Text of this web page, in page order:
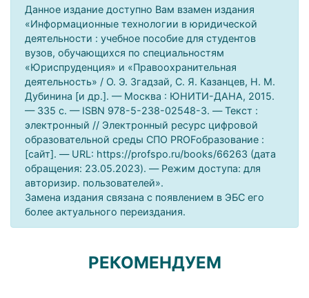
Данное издание доступно Вам взамен издания
«Информационные технологии в юридической
деятельности : учебное пособие для студентов
вузов, обучающихся по специальностям
«Юриспруденция» и «Правоохранительная
деятельность» / О. Э. Згадзай, С. Я. Казанцев, Н. М.
Дубинина [и др.]. — Москва : ЮНИТИ-ДАНА, 2015.
— 335 c. — ISBN 978-5-238-02548-3. — Текст :
электронный // Электронный ресурс цифровой
образовательной среды СПО PROFобразование :
[сайт]. — URL: https://profspo.ru/books/66263 (дата
обращения: 23.05.2023). — Режим доступа: для
авторизир. пользователей».
Замена издания связана с появлением в ЭБС его
более актуального переиздания.
РЕКОМЕНДУЕМ